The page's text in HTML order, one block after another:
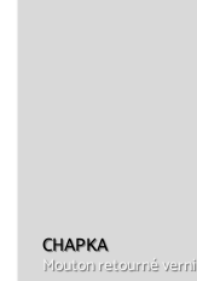
CHAPKA
Mouton retourné verni